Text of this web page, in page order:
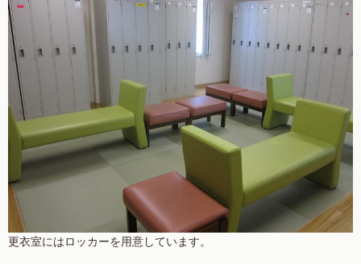
更衣室にはロッカーを用意しています。